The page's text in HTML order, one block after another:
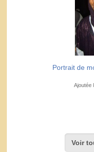
Portrait de
Ajoutée
Voir